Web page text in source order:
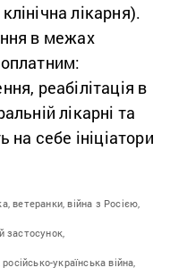
лікарня).
в межах
реабілітація в
лікарні та
на себе ініціатори
ветеранки, війна з Росією,
застосунок,
російсько-українська війна,